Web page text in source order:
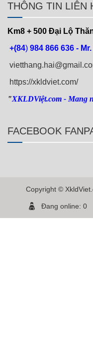
THÔNG TIN LIÊN
Km8 + 500 Đại Lộ
+(84) 984 866 636 -
https://xkldviet.com/
"XKLDViệt.com - Mang
FACEBOOK
Copyright ©
Đang online: 0